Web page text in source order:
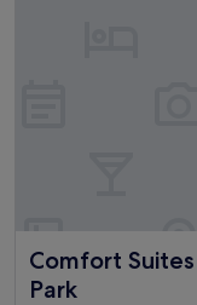
Comfort
Park
Comfort Suites